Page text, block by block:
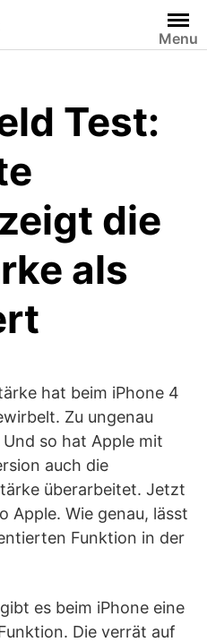
Menu
Test:
die
als
hat beim iPhone 4
Zu ungenau
so hat Apple mit
auch die
überarbeitet. Jetzt
Apple. Wie genau, lässt
Funktion in der
es beim iPhone eine
Die verrät auf